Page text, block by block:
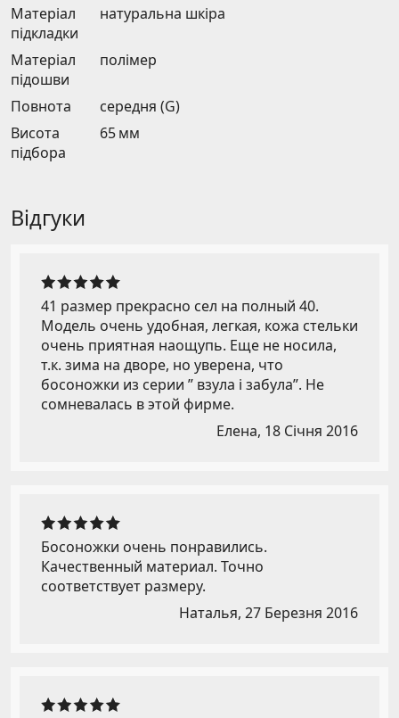
Матеріал
підкладки
натуральна шкіра
Матеріал
підошви
полімер
Повнота
середня (G)
Висота
підбора
65 мм
Відгуки
41 размер прекрасно сел на полный 40.
Модель очень удобная, легкая, кожа стельки
очень приятная наощупь. Еще не носила,
т.к. зима на дворе, но уверена, что
босоножки из серии ” взула і забула”. Не
сомневалась в этой фирме.
Елена, 18 Січня 2016
Босоножки очень понравились.
Качественный материал. Точно
соответствует размеру.
Наталья, 27 Березня 2016